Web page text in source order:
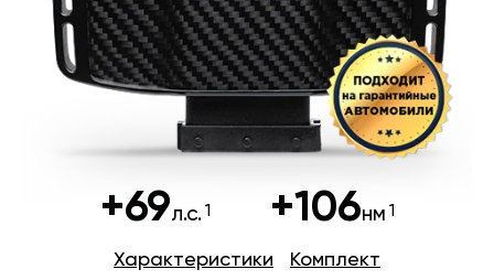
+69л.с. +106нм
Характеристики Комплект